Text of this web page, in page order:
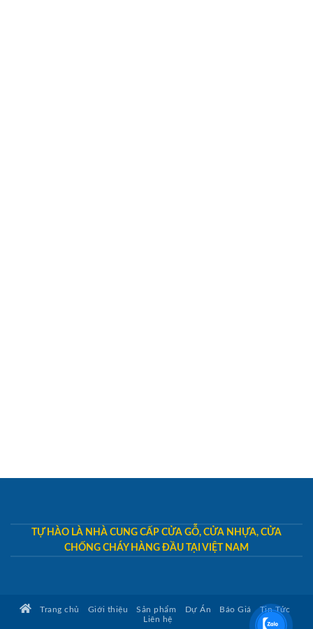
TỰ HÀO LÀ NHÀ CUNG CẤP CỬA GỖ, CỬA NHỰA, CỬA
CHỐNG CHÁY HÀNG ĐẦU TẠI VIỆT NAM
Trang chủ Giới thiệu Sản phẩm Dự Án Báo Giá
Tin Tức
Liên hệ